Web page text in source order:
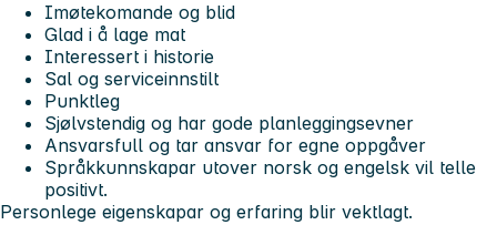
Imøtekomande og blid
Glad i å lage mat
Interessert i historie
Sal og serviceinnstilt
Punktleg
Sjølvstendig og har gode planleggingsevner
Ansvarsfull og tar ansvar for egne oppgåver
Språkkunnskapar utover norsk og engelsk vil telle
positivt.
Personlege eigenskapar og erfaring blir vektlagt.